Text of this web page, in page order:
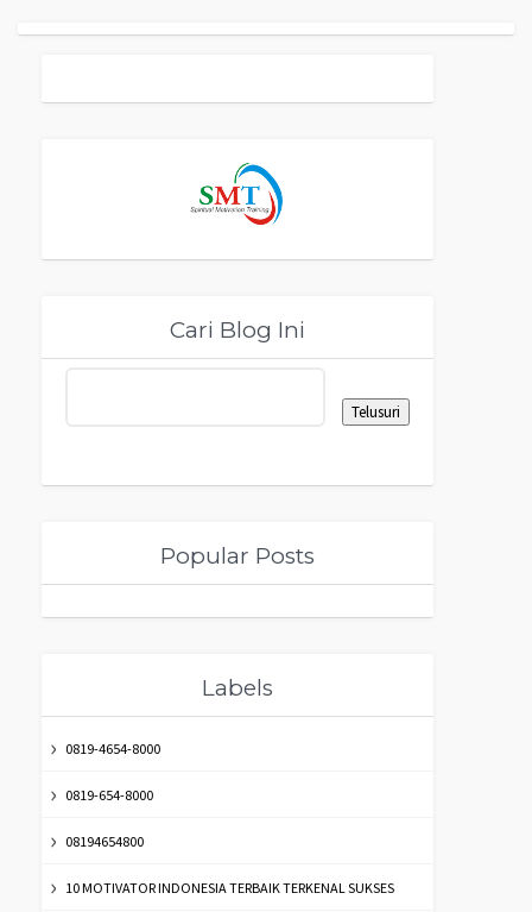
Cari Blog Ini
Popular Posts
Labels
0819-4654-8000
0819-654-8000
08194654800
10 MOTIVATOR INDONESIA TERBAIK TERKENAL SUKSES